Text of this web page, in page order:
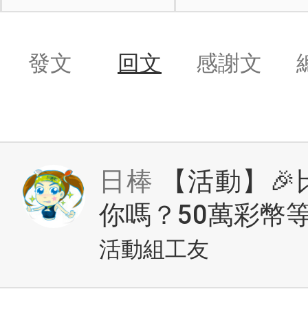
發文 回文 感謝文
日棒 【活動】
你嗎？50萬彩幣
活動組工友